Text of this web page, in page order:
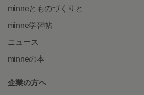
minneとものづくりと
minne学習帖
ニュース
minneの本
企業の方へ